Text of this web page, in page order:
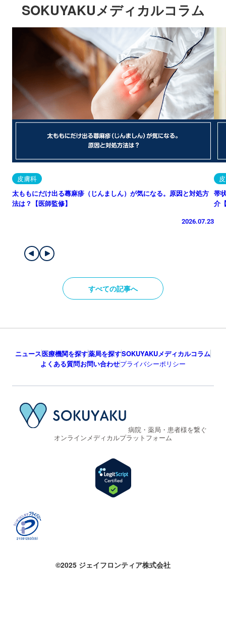
SOKUYAKUメディカルコラム
皮膚科
太ももにだけ出る蕁麻疹（じんましん）が気になる。原因と対処方
法は？【医師監修】
2026.07.23
帯
介
すべての記事へ
ニュース医療機関を探す薬局を探すSOKUYAKUメディカルコラム
よくある質問お問い合わせプライバシーポリシー
病院・薬局・患者様を繋ぐ
オンラインメディカルプラットフォーム
©2025 ジェイフロンティア株式会社